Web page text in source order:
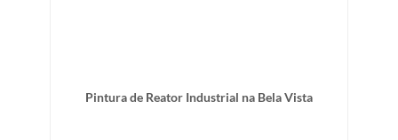
Pintura de Reator Industrial na Bela Vista